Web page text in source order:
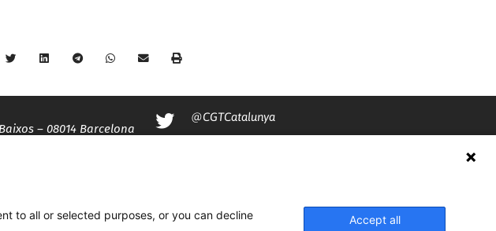
– 08014 Barcelona
@CGTCatalunya
to all or selected purposes, or you can decline
Accept all